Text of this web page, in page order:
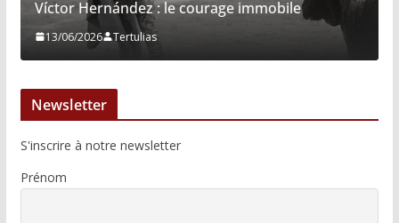
Víctor Hernández : le courage immobile
13/06/2026 Tertulias
Newsletter
S'inscrire à notre newsletter
Prénom